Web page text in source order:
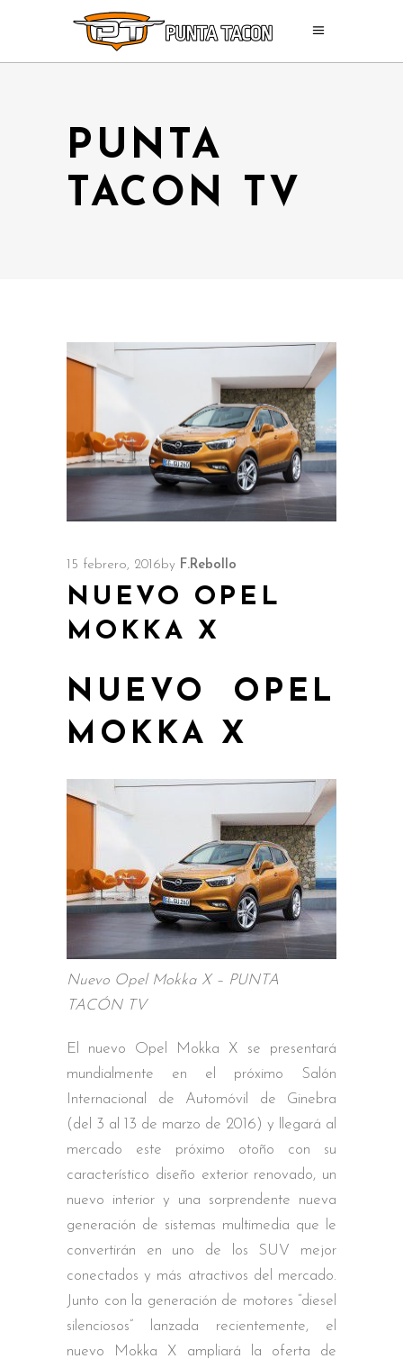
PUNTA
TACON TV
15 febrero, 2016by F.Rebollo
NUEVO OPEL
MOKKA X
NUEVO OPEL
MOKKA X
Nuevo Opel Mokka X – PUNTA
TACÓN TV
El nuevo Opel Mokka X se presentará
mundialmente en el próximo Salón
Internacional de Automóvil de Ginebra
(del 3 al 13 de marzo de 2016) y llegará al
mercado este próximo otoño con su
característico diseño exterior renovado, un
nuevo interior y una sorprendente nueva
generación de sistemas multimedia que le
convertirán en uno de los SUV mejor
conectados y más atractivos del mercado.
Junto con la generación de motores “diesel
silenciosos” lanzada recientemente, el
nuevo Mokka X ampliará la oferta de